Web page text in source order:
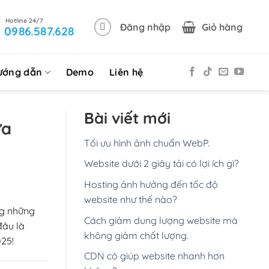
0986.587.628 Đăng nhập Giỏ hàng
dẫn Demo Liên hệ
những
là
Bài viết mới
Tối ưu hình ảnh chuẩn WebP.
Website dưới 2 giây tải có lợi ích gì?
Hosting ảnh hưởng đến tốc độ
website như thế nào?
Cách giảm dung lượng website mà
không giảm chất lượng.
CDN có giúp website nhanh hơn